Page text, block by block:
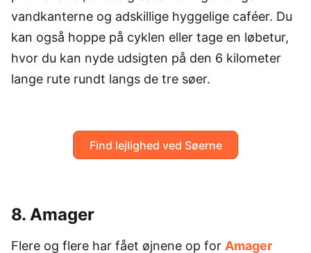
vandkanterne og adskillige hyggelige caféer. Du
kan også hoppe på cyklen eller tage en løbetur,
hvor du kan nyde udsigten på den 6 kilometer
lange rute rundt langs de tre søer.
Find lejlighed ved Søerne
8. Amager
Flere og flere har fået øjnene op for Amager